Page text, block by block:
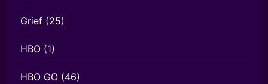
Grief (25)
HBO (1)
HBO GO (46)